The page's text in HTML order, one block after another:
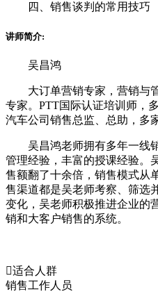
四、销售谈判的常用技巧
讲师简介:
吴昌鸿
大订单营销专家，营销与管
专家。PTT国际认证培训师，
汽车公司销售总监、总助，多
吴昌鸿老师拥有多年一线销
管理经验，丰富的授课经验。
售额翻了十余倍，销售模式从
售渠道都是吴老师考察、筛选
变化，吴老师积极推进企业的
销和大客户销售的系统。
适合人群
销售工作人员